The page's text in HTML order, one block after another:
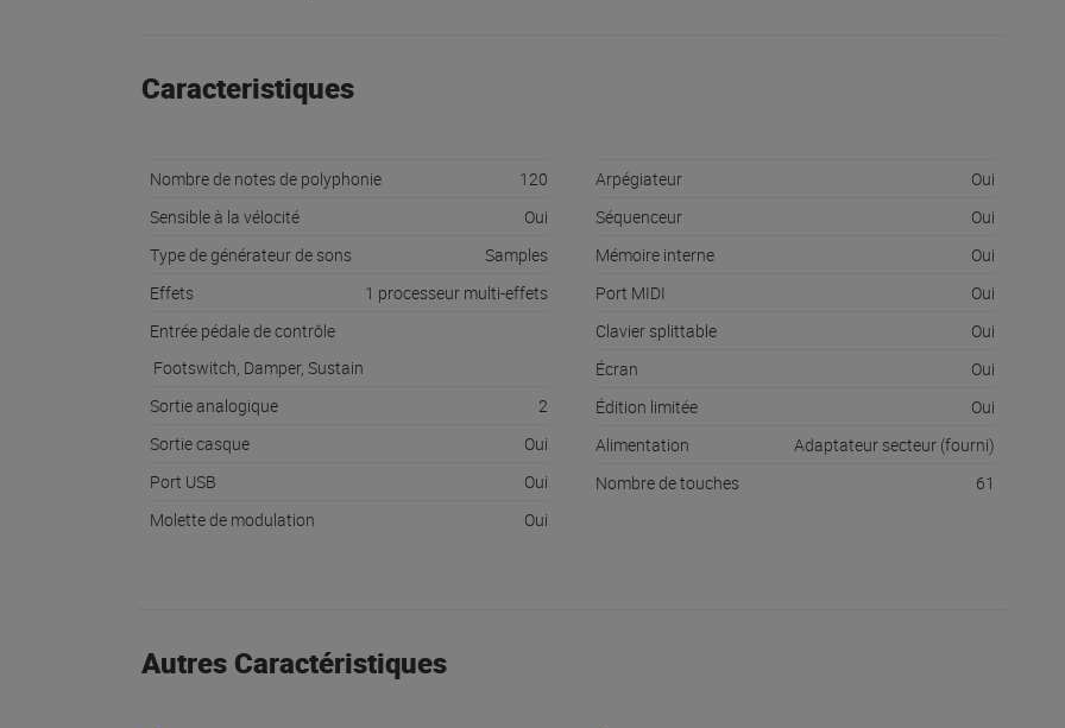
Caracteristiques
Nombre de notes de polyphonie
120
Sensible à la vélocité
Oui
Type de générateur de sons
Samples
Effets
1 processeur multi-effets
Entrée pédale de contrôle
Footswitch, Damper, Sustain
Sortie analogique
2
Sortie casque
Oui
Port USB
Oui
Molette de modulation
Oui
Arpégiateur
Oui
Séquenceur
Oui
Mémoire interne
Oui
Port MIDI
Oui
Clavier splittable
Oui
Écran
Oui
Édition limitée
Oui
Alimentation
Adaptateur secteur (fourni)
Nombre de touches
61
Autres Caractéristiques